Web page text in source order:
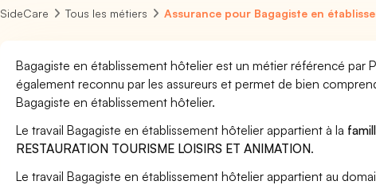
SideCare Tous les métiers Assurance pour Bagagiste en
Bagagiste en établissement hôtelier est un métier référencé par
également reconnu par les assureurs et permet de bien
Bagagiste en établissement hôtelier.
Le travail Bagagiste en établissement hôtelier appartient à la
RESTAURATION TOURISME LOISIRS ET ANIMATION.
Le travail Bagagiste en établissement hôtelier appartient au